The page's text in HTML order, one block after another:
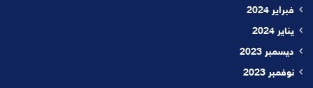
فبراير 2024
يناير 2024
ديسمبر 2023
نوفمبر 2023